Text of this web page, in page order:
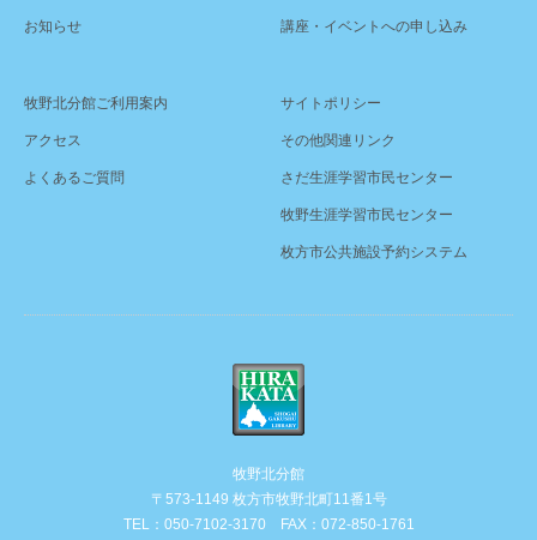
お知らせ 講座・イベントへの申し込み
牧野北分館ご利用案内
アクセス
よくあるご質問
サイトポリシー
その他関連リンク
さだ生涯学習市民センター
牧野生涯学習市民センター
枚方市公共施設予約システム
牧野北分館
〒573-1149 枚方市牧野北町11番1号
TEL：050-7102-3170 FAX：072-850-1761